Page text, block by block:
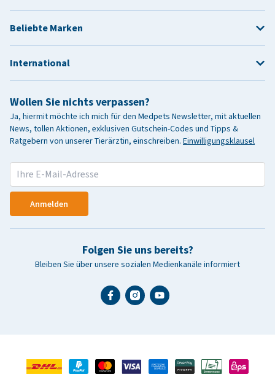
Wollen Sie nichts verpassen?
Ja, hiermit möchte ich mich für den Medpets Newsletter, mit aktuellen
News, tollen Aktionen, exklusiven Gutschein-Codes und Tipps &
Ratgebern von unserer Tierärztin, einschreiben. Einwilligungsklausel
Anmelden
Folgen Sie uns bereits?
Bleiben Sie über unsere sozialen Medienkanäle informiert
Beliebte Marken
International